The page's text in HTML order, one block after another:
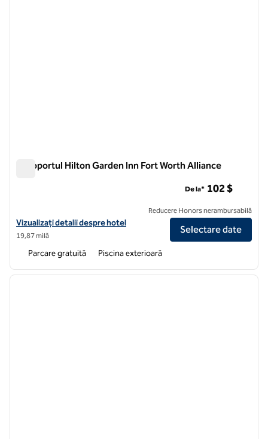
Aeroportul Hilton Garden Inn Fort Worth Alliance
Vizualizați detaliile hotelului pentru Hilton Garden Inn Fort Worth
Vizualizați detalii despre hotel
19,87 milă
De la* 102 $
Reducere Honors nerambursabilă
Selectare date
Parcare gratuită Piscina exterioară
1 din 11